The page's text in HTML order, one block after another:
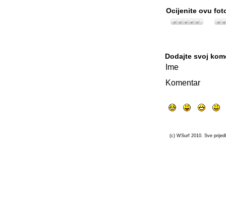
Ocijenite ovu
Dodajte svoj
Ime
Komentar
(c) WSurf 2010. Sve